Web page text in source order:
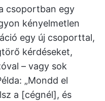
csoportban egy
kényelmetlen
egy új csoporttal,
kérdéseket,
– vagy sok
„Mondd el
a [cégnél], és